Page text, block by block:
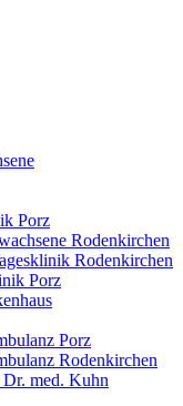
Porz
Rodenkirchen
Rodenkirchen
Porz
Porz
Rodenkirchen
Dr. med. Kuhn